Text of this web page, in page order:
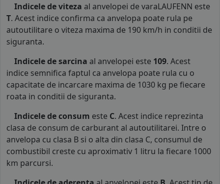
Indicele de viteza al anvelopei de varaLAUFENN este
T. Acest indice confirma ca anvelopa poate rula pe
autoutilitare o viteza maxima de 190 km/h in conditii de
siguranta.
Indicele de sarcina al anvelopei este 109. Acest
indice semnifica faptul ca anvelopa poate rula cu o
capacitate de incarcare maxima de 1030 kg pe fiecare
roata in conditii de siguranta.
Indicele de consum este C. Acest indice reprezinta
clasa de consum de carburant al autoutilitarei. Intre o
anvelopa cu clasa B si o alta din clasa C, consumul de
combustibil creste cu aproximativ 1 litru la fiecare 1000
km parcursi.